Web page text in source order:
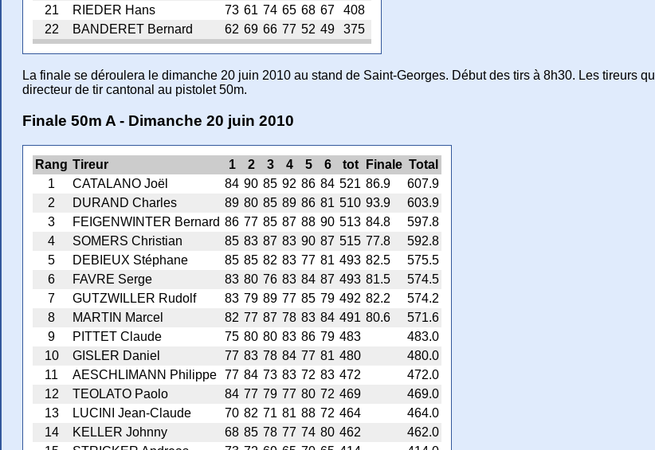
21
RIEDER Hans 73 61 74 65 68 67
408
22
BANDERET Bernard 62 69 66 77 52 49 375
La finale se déroulera le dimanche 20 juin 2010 au stand de Saint-Georges. Début des tirs à 8h30. Les tireurs
directeur de tir cantonal au pistolet 50m.
Finale 50m A - Dimanche 20 juin 2010
Rang Tireur 1 2 3 4 5 6 tot Finale Total
1
CATALANO Joël 84 90 85 92 86 84 521 86.9
607.9
2
DURAND Charles 89 80 85 89 86 81 510 93.9
603.9
3
FEIGENWINTER Bernard 86 77 85 87 88 90 513 84.8
597.8
4
SOMERS Christian 85 83 87 83 90 87 515 77.8
592.8
5
DEBIEUX Stéphane 85 85 82 83 77 81 493 82.5
575.5
6
FAVRE Serge 83 80 76 83 84 87 493 81.5
574.5
7
GUTZWILLER Rudolf 83 79 89 77 85 79 492 82.2
574.2
8
MARTIN Marcel 82 77 87 78 83 84 491 80.6
571.6
9
PITTET Claude 75 80 80 83 86 79 483
483.0
10
GISLER Daniel 77 83 78 84 77 81 480
480.0
11
AESCHLIMANN Philippe 77 84 73 83 72 83 472
472.0
12
TEOLATO Paolo 84 77 79 77 80 72 469
469.0
13
LUCINI Jean-Claude 70 82 71 81 88 72 464
464.0
14
KELLER Johnny 68 85 78 77 74 80 462
462.0